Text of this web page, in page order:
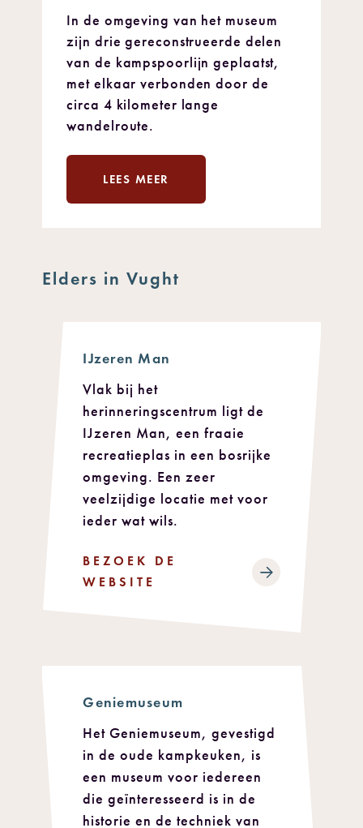
In de omgeving van het museum
zijn drie gereconstrueerde delen
van de kampspoorlijn geplaatst,
met elkaar verbonden door de
circa 4 kilometer lange
wandelroute.
LEES MEER
Elders in Vught
IJzeren Man
Vlak bij het
herinneringscentrum ligt de
IJzeren Man, een fraaie
recreatieplas in een bosrijke
omgeving. Een zeer
veelzijdige locatie met voor
ieder wat wils.
BEZOEK DE
WEBSITE
Geniemuseum
Het Geniemuseum, gevestigd
in de oude kampkeuken, is
een museum voor iedereen
die geïnteresseerd is in de
historie en de techniek van